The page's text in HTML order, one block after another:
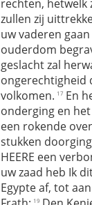
rechten, hetwelk
zullen zij
uw vaderen
ouderdom
geslacht zal
ongerechtigheid
volkomen. 17 En
onderging en
een rokende
stukken
HEERE een
uw zaad heb Ik
Egypte af, tot
19